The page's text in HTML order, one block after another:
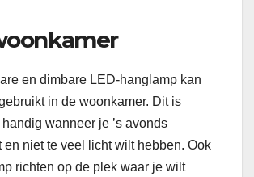
en dimbare LED-hanglamp kan
in de woonkamer. Dit is
wanneer je ’s avonds
en niet te veel licht wilt hebben. Ook
richten op de plek waar je wilt